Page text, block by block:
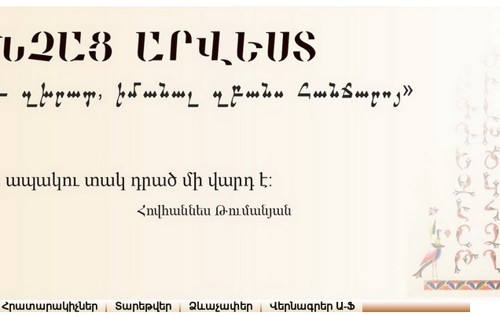
Հրատարակիչներ Տարեթվեր Ձևաչափեր Վերնագրեր Ա-Ֆ